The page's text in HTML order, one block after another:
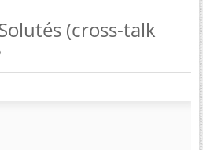
(cross-talk